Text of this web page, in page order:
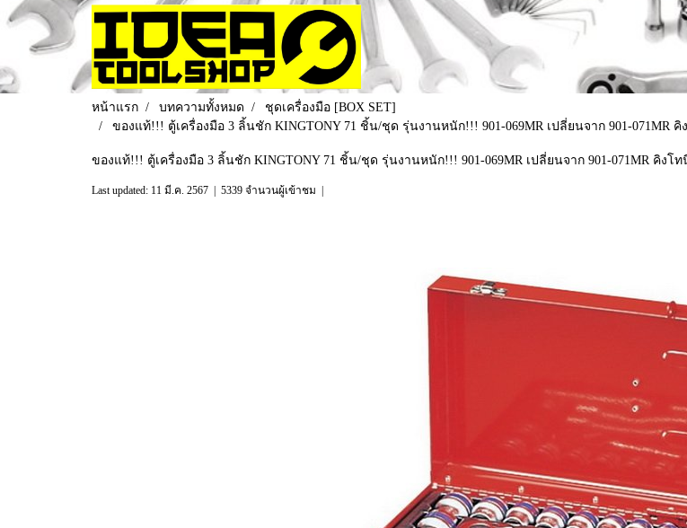
หน้าแรก บทความทั้งหมด
ชุดเครื่องมือ [BOX SET]
ของแท้!!! ตู้เครื่องมือ 3 ลิ้นชัก KINGTONY 71 ชิ้น/ชุด รุ่นงานหนัก!!! 901-069MR เปลี่ยนจาก 901-071MR
ของแท้!!! ตู้เครื่องมือ 3 ลิ้นชัก KINGTONY 71 ชิ้น/ชุด รุ่นงานหนัก!!! 901-069MR เปลี่ยนจาก 901-071MR คิง
Last updated: 11 มี.ค. 2567 5339 จำนวนผู้เข้าชม